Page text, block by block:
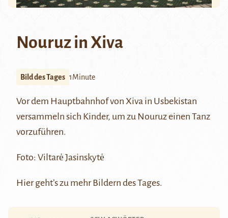
Nouruz in Xiva
Bild des Tages 1Minute
Vor dem Hauptbahnhof von Xiva in Usbekistan
versammeln sich Kinder, um zu Nouruzeinen Tanz
vorzuführen.
Foto: Viltarė Jasinskytė
Hiergeht’s zu mehr Bildern des Tages.